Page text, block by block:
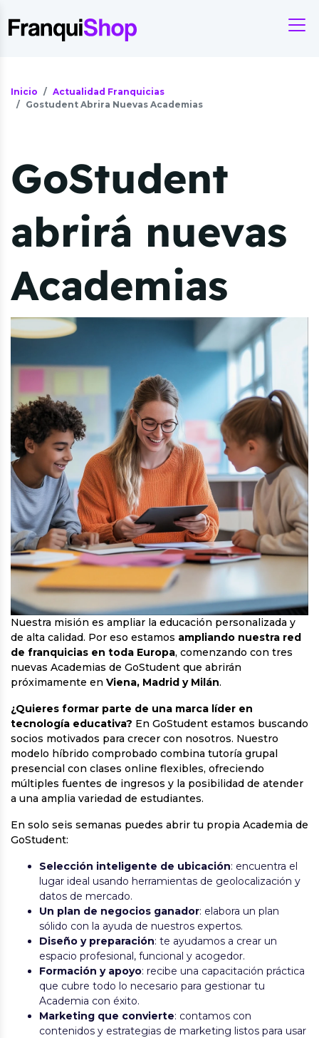
Inicio
Actualidad Franquicias
Gostudent Abrira Nuevas Academias
GoStudent
abrirá nuevas
Academias
Nuestra misión es ampliar la educación personalizada y
de alta calidad. Por eso estamos ampliando nuestra red
de franquicias en toda Europa, comenzando con tres
nuevas Academias de GoStudent que abrirán
próximamente en Viena, Madrid y Milán.
¿Quieres formar parte de una marca líder en
tecnología educativa? En GoStudent estamos buscando
socios motivados para crecer con nosotros. Nuestro
modelo híbrido comprobado combina tutoría grupal
presencial con clases online flexibles, ofreciendo
múltiples fuentes de ingresos y la posibilidad de atender
a una amplia variedad de estudiantes.
En solo seis semanas puedes abrir tu propia Academia de
GoStudent:
Selección inteligente de ubicación: encuentra el
lugar ideal usando herramientas de geolocalización y
datos de mercado.
Un plan de negocios ganador: elabora un plan
sólido con la ayuda de nuestros expertos.
Diseño y preparación: te ayudamos a crear un
espacio profesional, funcional y acogedor.
Formación y apoyo: recibe una capacitación práctica
que cubre todo lo necesario para gestionar tu
Academia con éxito.
Marketing que convierte: contamos con
contenidos y estrategias de marketing listos para usar